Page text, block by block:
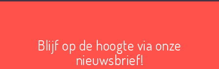
Blijf op de hoogte via onze
nieuwsbrief!